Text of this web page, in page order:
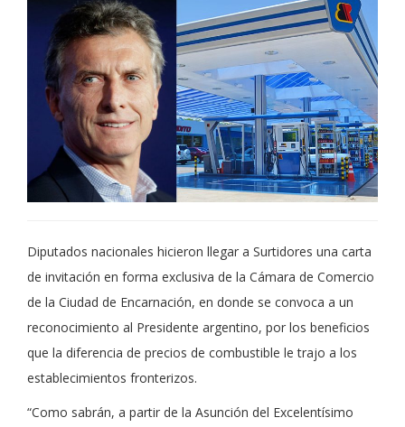
Diputados nacionales hicieron llegar a Surtidores una carta
de invitación en forma exclusiva de la Cámara de Comercio
de la Ciudad de Encarnación, en donde se convoca a un
reconocimiento al Presidente argentino, por los beneficios
que la diferencia de precios de combustible le trajo a los
establecimientos fronterizos.
“Como sabrán, a partir de la Asunción del Excelentísimo